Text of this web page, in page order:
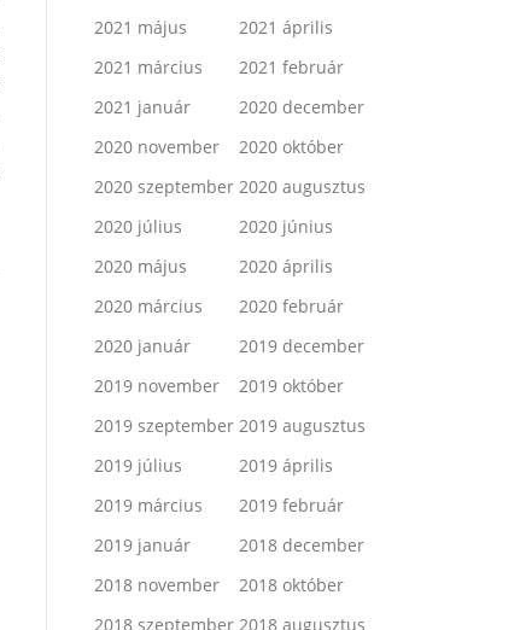
2021 május
2021 április
2021 március
2021 február
2021 január
2020 december
2020 november
2020 október
2020 szeptember 2020 augusztus
2020 július
2020 június
2020 május
2020 április
2020 március
2020 február
2020 január
2019 december
2019 november
2019 október
2019 szeptember 2019 augusztus
2019 július
2019 április
2019 március
2019 február
2019 január
2018 december
2018 november
2018 október
2018 szeptember 2018 augusztus